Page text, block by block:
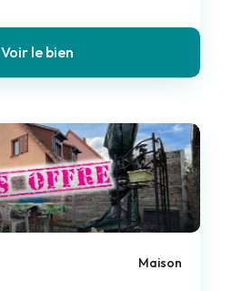
Voir le bien
Maison